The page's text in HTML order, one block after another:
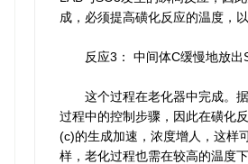
成，必须提高磺化反应的温度，
反应3： 中间体C缓慢地放出
这个过程在老化器中完成。据
过程中的控制步骤，因此在磺化
(c)的生成加速，浓度增人，这样
样，老化过程也需在较高的温度